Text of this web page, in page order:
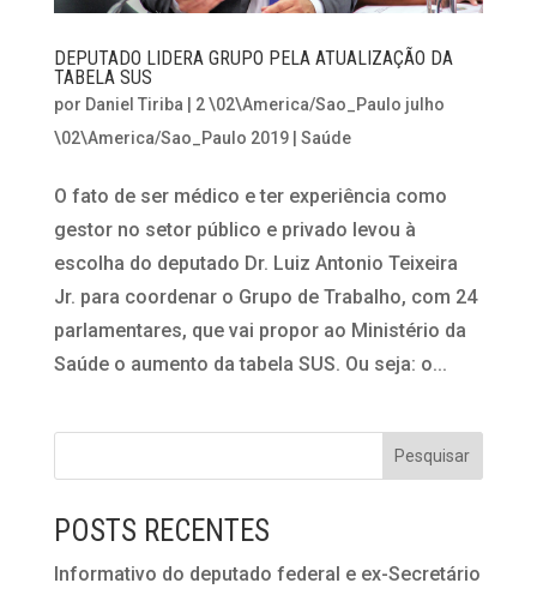
DEPUTADO LIDERA GRUPO PELA ATUALIZAÇÃO DA
TABELA SUS
por Daniel Tiriba
2 \02\America/Sao_Paulo julho
\02\America/Sao_Paulo 2019| Saúde
O fato de ser médico e ter experiência como
gestor no setor público e privado levou à
escolha do deputado Dr. Luiz Antonio Teixeira
Jr. para coordenar o Grupo de Trabalho, com 24
parlamentares, que vai propor ao Ministério da
Saúde o aumento da tabela SUS. Ou seja: o...
POSTS RECENTES
Informativo do deputado federal e ex-Secretário